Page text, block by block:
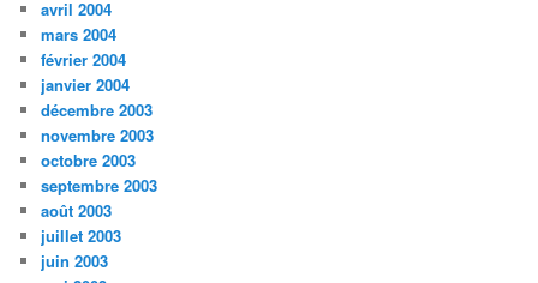
avril 2004
mars 2004
février 2004
janvier 2004
décembre 2003
novembre 2003
octobre 2003
septembre 2003
août 2003
juillet 2003
juin 2003